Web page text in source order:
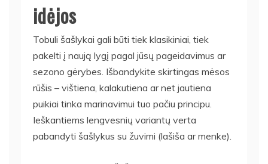
idėjos
Tobuli šašlykai gali būti tiek klasikiniai, tiek
pakelti į naują lygį pagal jūsų pageidavimus ar
sezono gėrybes. Išbandykite skirtingas mėsos
rūšis – vištiena, kalakutiena ar net jautiena
puikiai tinka marinavimui tuo pačiu principu.
Ieškantiems lengvesnių variantų verta
pabandyti šašlykus su žuvimi (lašiša ar menke).